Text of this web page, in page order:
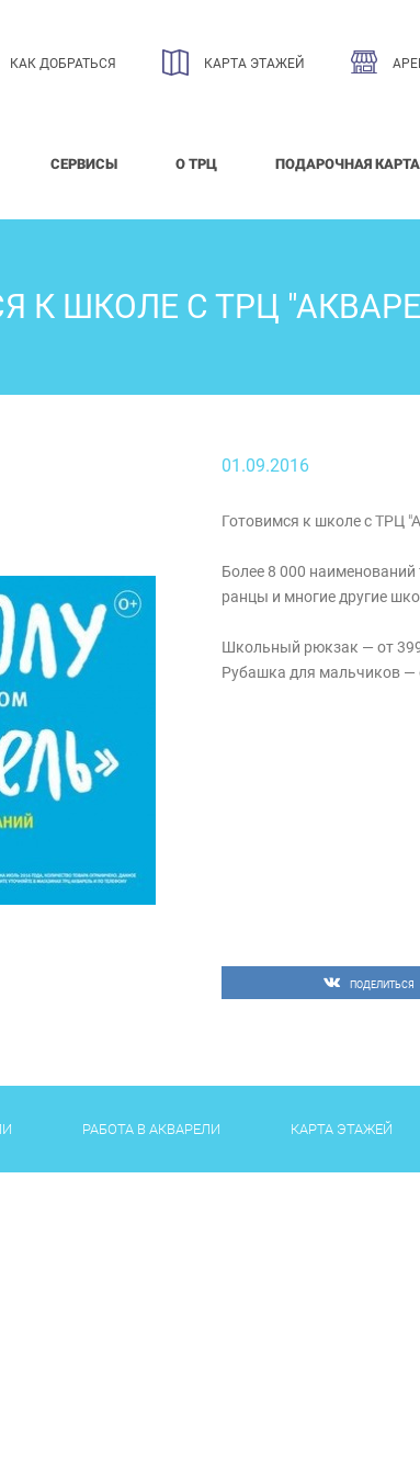
КАК ДОБРАТЬСЯ КАРТА ЭТАЖЕЙ
СЕРВИСЫ О ТРЦ ПОДАРОЧНАЯ КАРТА
К ШКОЛЕ С ТРЦ
01.09.2016
Готовимся к школе с ТРЦ
Более 8 000
ранцы и многие другие
Школьный рюкзак — от
Рубашка для мальчиков —
ПОДЕЛИТЬСЯ
РАБОТА В АКВАРЕЛИ КАРТА ЭТАЖЕЙ